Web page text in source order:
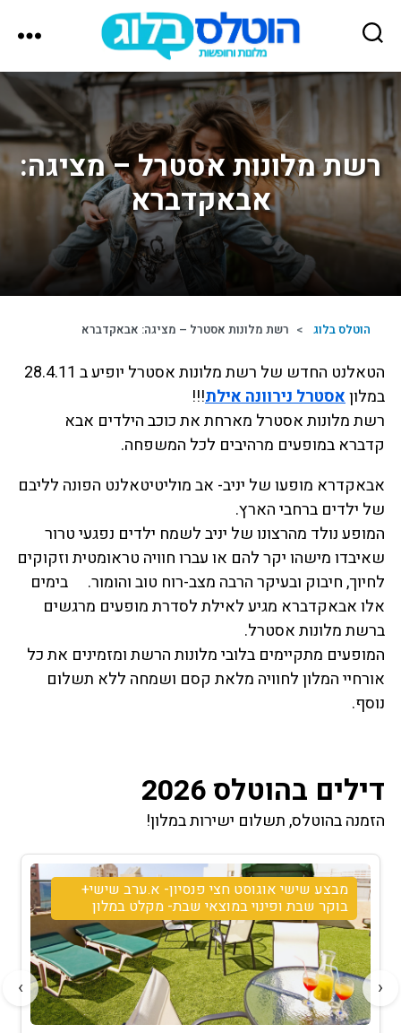
הוטלס
בלוג
רשת מלונות אסטרל – מציגה:
אבאקדברא
הוטלס בלוג > רשת מלונות אסטרל – מציגה: אבאקדברא
הטאלנט החדש של רשת מלונות אסטרל יופיע ב 28.4.11
במלוןאסטרל נירוונה אילת!!!
רשת מלונות אסטרל מארחת את כוכב הילדים אבא
קדברא במופעים מרהיבים לכל המשפחה.
אבאקדרא מופעו של יניב- אב מוליטיטאלנט הפונה לליבם
של ילדים ברחבי הארץ.
המופע נולד מהרצונו של יניב לשמח ילדים נפגעי טרור
שאיבדו מישהו יקר להם או עברו חוויה טראומטית וזקוקים
לחיוך, חיבוק ובעיקר הרבה מצב-רוח טוב והומור. בימים
אלו אבאקדברא מגיע לאילת לסדרת מופעים מרגשים
ברשת מלונות אסטרל.
המופעים מתקיימים בלובי מלונות הרשת ומזמינים את כל
אורחיי המלון לחוויה מלאת קסם ושמחה ללא תשלום
נוסף.
דילים בהוטלס 2026
הזמנה בהוטלס, תשלום ישירות במלון!
מבצע שישי אוגוסט חצי פנסיון- א.ערב שישי+
בוקר שבת ופינוי במוצאי שבת- מקלט במלון
‹
›